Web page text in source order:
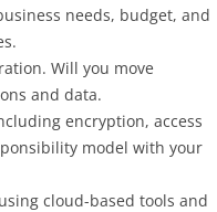
needs, budget, and
Will you move
and data.
encryption, access
model with your
cloud-based tools and